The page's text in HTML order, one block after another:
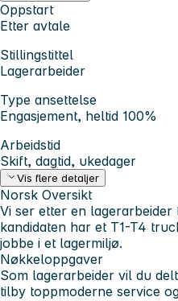
Oppstart
Etter avtale
Stillingstittel
Lagerarbeider
Type ansettelse
Engasjement, heltid 100%
Arbeidstid
Skift, dagtid, ukedager
Vis flere detaljer
Norsk Oversikt
Vi ser etter en
kandidaten har et T1-T4
jobbe i et lagermiljø.
Nøkkeloppgaver
Som lagerarbeider vil du
tilby toppmoderne service